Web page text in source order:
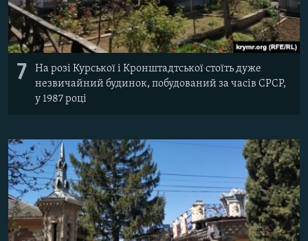
7
На розі Курської і Кронштадтської стоїть дуже
незвичайний будинок, побудований за часів СРСР,
у 1987 році